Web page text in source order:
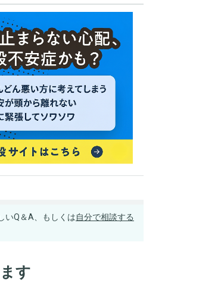
いQ＆A、もしくは自分で相談する
す